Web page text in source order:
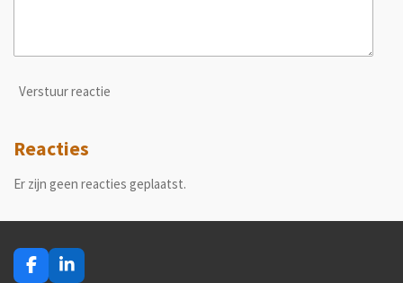
Verstuur reactie
Reacties
Er zijn geen reacties geplaatst.
F
L